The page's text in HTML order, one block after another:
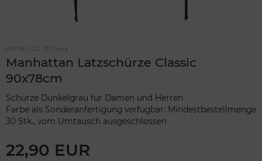
Art.Nr.: CO-131_lava
Manhattan Latzschürze Classic
90x78cm
Schürze Dunkelgrau für Damen und Herren
Farbe als Sonderanfertigung verfügbar: Mindestbestellmenge
30 Stk., vom Umtausch ausgeschlossen
22,90 EUR